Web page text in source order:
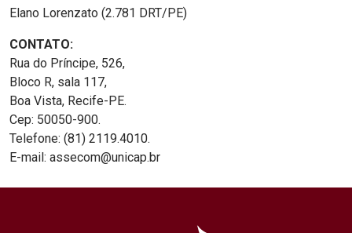
Elano Lorenzato (2.781 DRT/PE)
CONTATO:
Rua do Príncipe, 526,
Bloco R, sala 117,
Boa Vista, Recife-PE.
Cep: 50050-900.
Telefone: (81) 2119.4010.
E-mail: assecom@unicap.br